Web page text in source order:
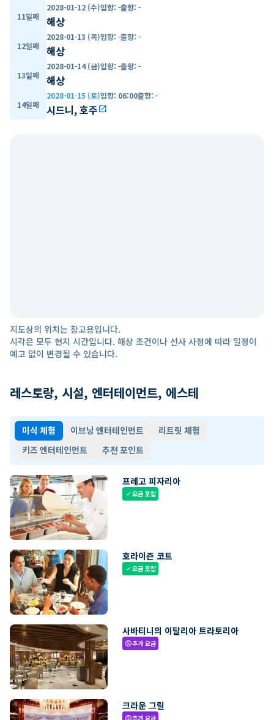
11일째
2028-01-12 (수)입항: -출항: -
해상
12일째
2028-01-13 (목)입항: -출항: -
해상
13일째
2028-01-14 (금)입항: -출항: -
해상
14일째
2028-01-15 (토)입항: 06:00출항: -
시드니, 호주open_in_new
지도상의 위치는 참고용입니다.
시각은 모두 현지 시간입니다. 해상 조건이나 선사 사정에 따라 일정이
예고 없이 변경될 수 있습니다.
레스토랑, 시설, 엔터테이먼트, 에스테
미식 체험 이브닝 엔터테인먼트
리트릿 체험
키즈 엔터테인먼트
추천 포인트
프레고 피자리아
check요금 포함
호라이즌 코트
check요금 포함
사바티니의 이탈리아 트라토리아
paid추가 요금
크라운 그릴
paid추가 요금